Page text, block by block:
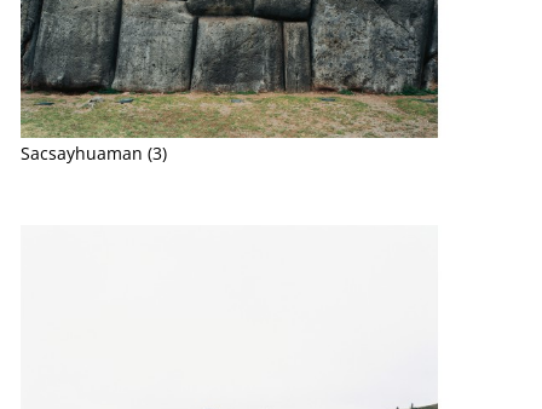
Sacsayhuaman (3)